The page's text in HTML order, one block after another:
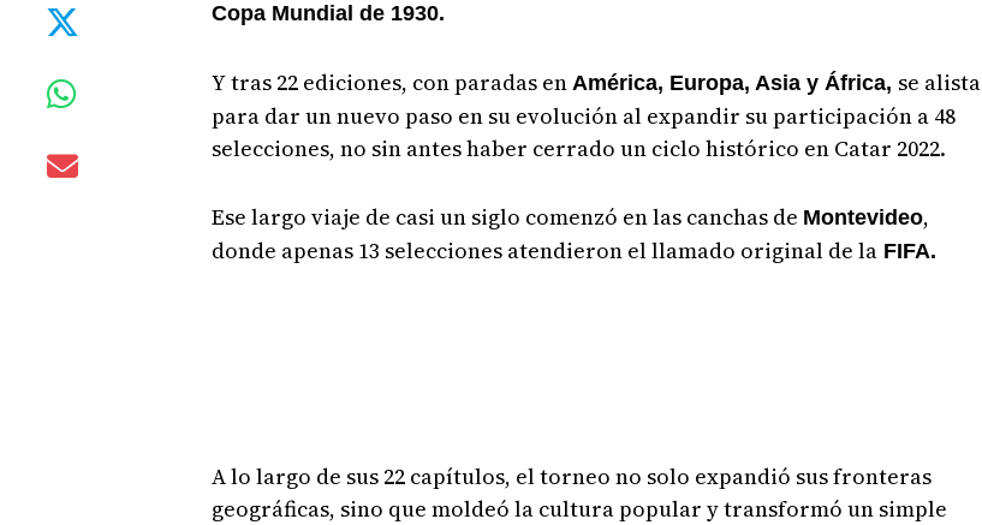
Copa Mundial de 1930.
Y tras 22 ediciones, con paradas en América, Europa, Asia y África, se alista
para dar un nuevo paso en su evolución al expandir su participación a 48
selecciones, no sin antes haber cerrado un ciclo histórico en Catar 2022.
Ese largo viaje de casi un siglo comenzó en las canchas de Montevideo,
donde apenas 13 selecciones atendieron el llamado original de laFIFA.
A lo largo de sus 22 capítulos, el torneo no solo expandió sus fronteras
geográficas, sino que moldeó la cultura popular y transformó un simple